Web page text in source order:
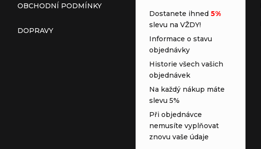
OBCHODNÍ PODMÍNKY
DOPRAVY
Dostanete ihned 5%
slevu na VŽDY!
Informace o stavu
objednávky
Historie všech vašich
objednávek
Na každý nákup máte
slevu 5%
Při objednávce
nemusíte vyplňovat
znovu vaše údaje